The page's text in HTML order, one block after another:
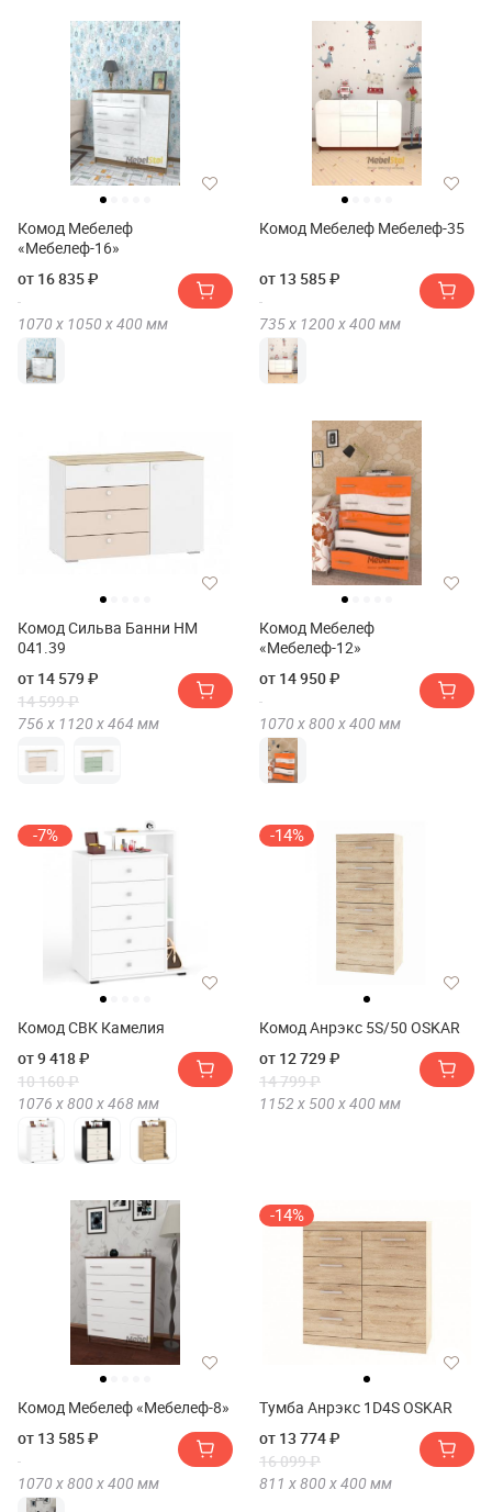
Комод Мебелеф
«Мебелеф-16»
от 16 835 ₽
1070 х 1050 х400 мм
Комод Мебелеф Мебелеф-35
от 13 585 ₽
735 х 1200 х400 мм
Комод Сильва Банни НМ
041.39
от 14 579 ₽
14 599 ₽
756 х 1120 х464 мм
Комод Мебелеф
«Мебелеф-12»
от 14 950 ₽
1070 х800 х400 мм
-7%
Комод СВК Камелия
от 9 418 ₽
10 160 ₽
1076 х800 х468мм
-14%
Комод Анрэкс 5S/50 OSKAR
от 12 729 ₽
14 799 ₽
1152 х 500 х400 мм
Комод Мебелеф «Мебелеф-8»
от 13 585 ₽
1070 х800 х400 мм
-14%
Тумба Анрэкс 1D4S OSKAR
от 13 774 ₽
16 099 ₽
811 х800 х400 мм